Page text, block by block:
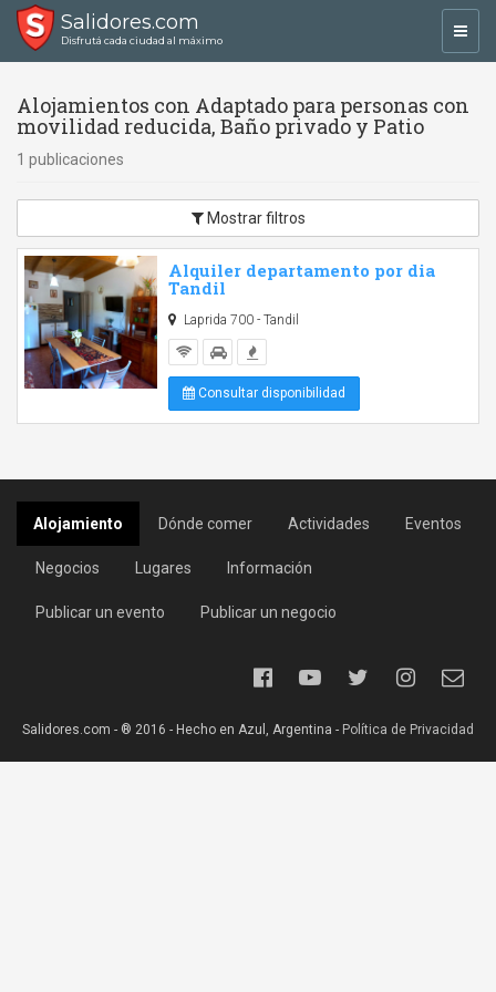
Salidores.com
Disfrutá cada ciudad al máximo
Alojamientos con Adaptado para personas con
movilidad reducida, Baño privado y Patio
1 publicaciones
Mostrar filtros
Alquiler departamento por dia
Tandil
Laprida 700 - Tandil
Consultar disponibilidad
Alojamiento Dónde comer Actividades Eventos
Negocios Lugares Información
Publicar un evento Publicar un negocio
Salidores.com - ® 2016 - Hecho en Azul, Argentina - Política de Privacidad